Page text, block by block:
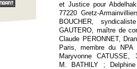
et Justice pour
77220 Gretz-
BOUCHER,
GAUTERO, maître de
Claude PERONNET,
Paris, membre du
Maryvonne
M. BATHILY ;